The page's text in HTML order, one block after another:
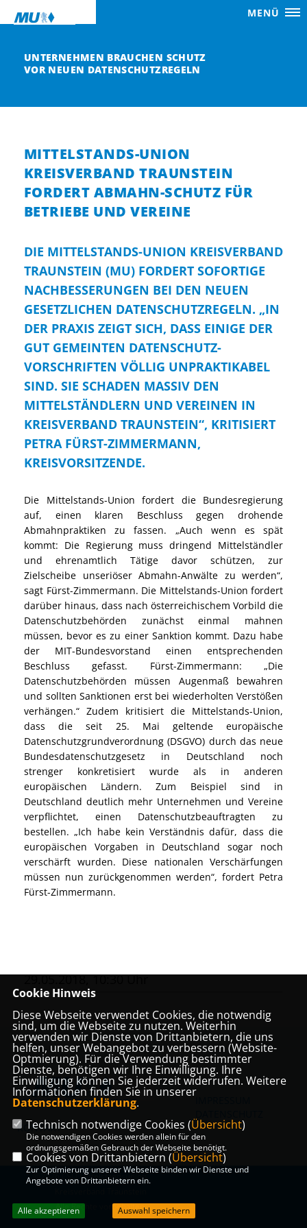
MENÜ
UNTERNEHMEN BRAUCHEN SCHUTZ
VOR NEUEN DATENSCHUTZREGELN
MITTELSTANDS-UNION
KREISVERBAND TRAUNSTEIN
FORDERT ABMAHN-SCHUTZ FÜR
BETRIEBE UND VEREINE
DIE MITTELSTANDS-UNION KREISVERBAND
TRAUNSTEIN (MU) FORDERT SOFORTIGE
NACHBESSERUNGEN BEI DEN NEUEN
GESETZLICHEN DATENSCHUTZREGELN. „IN
DER PRAXIS ZEIGT SICH, DASS EINIGE DER
GUT GEMEINTEN DATENSCHUTZ-
VORSCHRIFTEN VÖLLIG UNPRAKTIKABEL
SIND. SIE SCHADEN MASSIV DEN
MITTELSTÄNDLERN UND VEREINEN IN
KREISVERBAND TRAUNSTEIN“, KRITISIERT
PETRA FÜRST-ZIMMERMANN,
KREISVORSITZENDE.
Die Mittelstands-Union fordert die Bundesregierung
auf, einen klaren Beschluss gegen drohende
Abmahnpraktiken zu fassen. „Auch wenn es spät
kommt: Die Regierung muss dringend Mittelständler
und ehrenamtlich Tätige davor schützen, zur
Zielscheibe unseriöser Abmahn-Anwälte zu werden“,
sagt Fürst-Zimmermann. Die Mittelstands-Union fordert
darüber hinaus, dass nach österreichischem Vorbild die
Datenschutzbehörden zunächst einmal mahnen
müssen, bevor es zu einer Sanktion kommt. Dazu habe
der MIT-Bundesvorstand einen entsprechenden
Beschluss gefasst. Fürst-Zimmermann: „Die
Datenschutzbehörden müssen Augenmaß bewahren
und sollten Sanktionen erst bei wiederholten Verstößen
verhängen.“ Zudem kritisiert die Mittelstands-Union,
dass die seit 25. Mai geltende europäische
Datenschutzgrundverordnung (DSGVO) durch das neue
Bundesdatenschutzgesetz in Deutschland noch
strenger konkretisiert wurde als in anderen
europäischen Ländern. Zum Beispiel sind in
Deutschland deutlich mehr Unternehmen und Vereine
verpflichtet, einen Datenschutzbeauftragten zu
bestellen. „Ich habe kein Verständnis dafür, dass die
europäischen Vorgaben in Deutschland sogar noch
verschärft wurden. Diese nationalen Verschärfungen
müssen nun zurückgenommen werden“, fordert Petra
Fürst-Zimmermann.
29.05.2018, 10:30 Uhr
KONTAKT
@2026 CSU Mittelstandsunion
Alle Rechte vorbehalten.
Cookie Hinweis
Diese Webseite verwendet Cookies, die notwendig
sind, um die Webseite zu nutzen. Weiterhin
verwenden wir Dienste von Drittanbietern, die uns
helfen, unser Webangebot zu verbessern (Website-
Optmierung). Für die Verwendung bestimmter
Dienste, benötigen wir Ihre Einwilligung. Ihre
Einwilligung können Sie jederzeit widerrufen. Weitere
Informationen finden Sie in unserer
Datenschutzerklärung.
Technisch notwendige Cookies (Übersicht)
Die notwendigen Cookies werden allein für den
ordnungsgemäßen Gebrauch der Webseite benötigt.
Cookies von Drittanbietern (Übersicht)
Zur Optimierung unserer Webseite binden wir Dienste und
Angebote von Drittanbietern ein.
Alle akzeptieren Auswahl speichern